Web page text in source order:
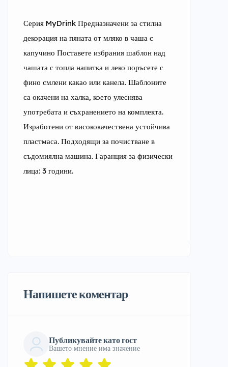
Серия MyDrink Предназначени за стилна
декорация на пяната от мляко в чаша с
капучино Поставете избрания шаблон над
чашата с топла напитка и леко поръсете с
фино смлени какао или канела. Шаблоните
са окачени на халка, което улеснява
употребата и съхранението на комплекта.
Изработени от висококачествена устойчива
пластмаса. Подходящи за почистване в
съдомиялна машина. Гаранция за физически
лица: 3 години.
Напишете коментар
Публикувайте като гост
Вашето мнение има значение